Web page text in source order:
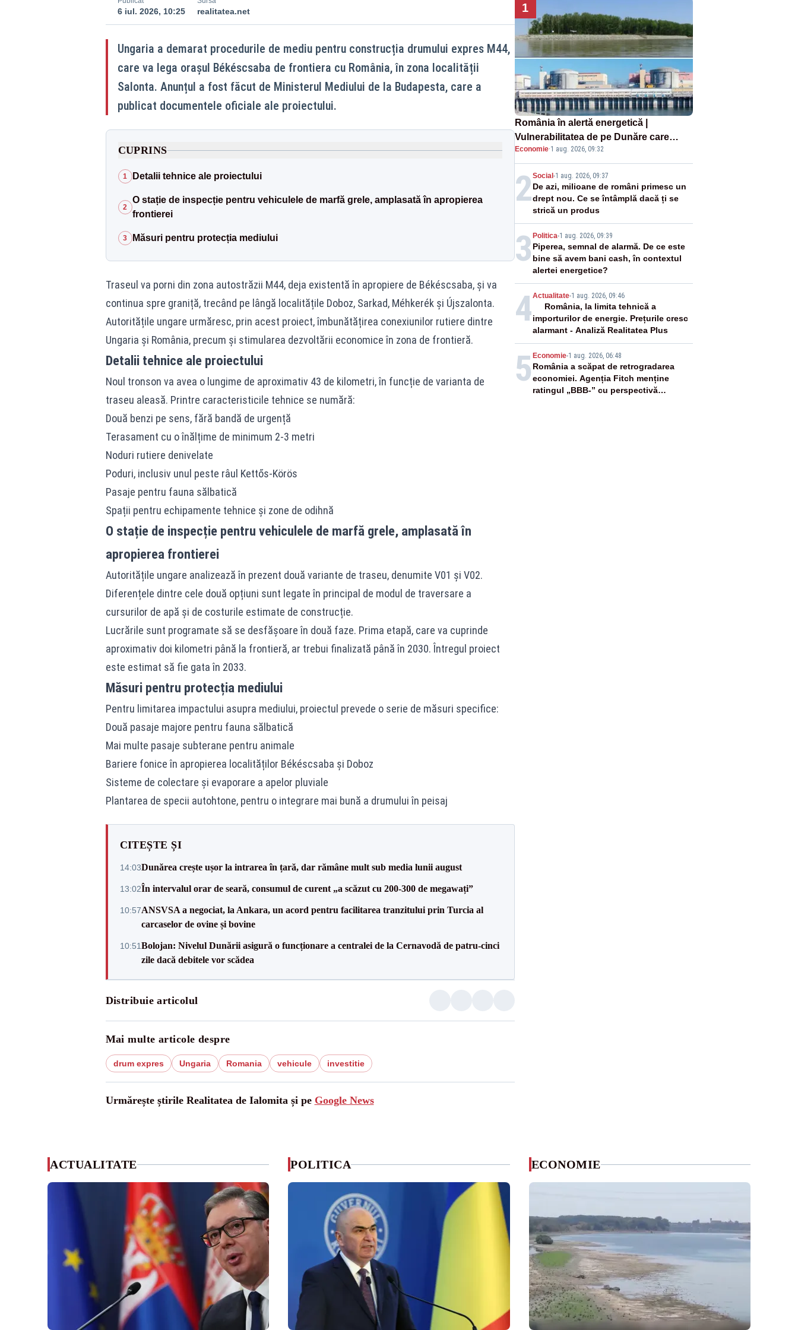
6 iul. 2026, 10:25 realitatea.net
Ungaria a demarat procedurile de mediu pentru construcția drumului expres M44,
care va lega orașul Békéscsaba de frontiera cu România, în zona localității
Salonta. Anunțul a fost făcut de Ministerul Mediului de la Budapesta, care a
publicat documentele oficiale ale proiectului.
CUPRINS
1 Detalii tehnice ale proiectului
2
O stație de inspecție pentru vehiculele de marfă grele, amplasată în apropierea
frontierei
3 Măsuri pentru protecția mediului
Traseul va porni din zona autostrăzii M44, deja existentă în apropiere de Békéscsaba, și va
continua spre graniță, trecând pe lângă localitățile Doboz, Sarkad, Méhkerék și Újszalonta.
Autoritățile ungare urmăresc, prin acest proiect, îmbunătățirea conexiunilor rutiere dintre
Ungaria și România, precum și stimularea dezvoltării economice în zona de frontieră.
Detalii tehnice ale proiectului
Noul tronson va avea o lungime de aproximativ 43 de kilometri, în funcție de varianta de
traseu aleasă. Printre caracteristicile tehnice se numără:
Două benzi pe sens, fără bandă de urgență
Terasament cu o înălțime de minimum 2-3 metri
Noduri rutiere denivelate
Poduri, inclusiv unul peste râul Kettős-Körös
Pasaje pentru fauna sălbatică
Spații pentru echipamente tehnice și zone de odihnă
O stație de inspecție pentru vehiculele de marfă grele, amplasată în
apropierea frontierei
Autoritățile ungare analizează în prezent două variante de traseu, denumite V01 și V02.
Diferențele dintre cele două opțiuni sunt legate în principal de modul de traversare a
cursurilor de apă și de costurile estimate de construcție.
Lucrările sunt programate să se desfășoare în două faze. Prima etapă, care va cuprinde
aproximativ doi kilometri până la frontieră, ar trebui finalizată până în 2030. Întregul proiect
este estimat să fie gata în 2033.
Măsuri pentru protecția mediului
Pentru limitarea impactului asupra mediului, proiectul prevede o serie de măsuri specifice:
Două pasaje majore pentru fauna sălbatică
Mai multe pasaje subterane pentru animale
Bariere fonice în apropierea localităților Békéscsaba și Doboz
Sisteme de colectare și evaporare a apelor pluviale
Plantarea de specii autohtone, pentru o integrare mai bună a drumului în peisaj
CITEȘTE ȘI
14:03Dunărea crește ușor la intrarea în țară, dar rămâne mult sub media lunii august
13:02În intervalul orar de seară, consumul de curent „a scăzut cu 200-300 de megawați”
10:57ANSVSA a negociat, la Ankara, un acord pentru facilitarea tranzitului prin Turcia al
carcaselor de ovine și bovine
10:51Bolojan: Nivelul Dunării asigură o funcționare a centralei de la Cernavodă de patru-cinci
zile dacă debitele vor scădea
Distribuie articolul
Mai multe articole despre
drum expres Ungaria Romania vehicule investitie
Urmărește știrile Realitatea de Ialomita și pe Google News
1
România în alertă energetică |
Vulnerabilitatea de pe Dunăre care
pune în pericol Centrala Cernavodă era
cunoscută de pe vremea lui Ceaușescu
Economie·1 aug. 2026, 09:32
2Social -1 aug. 2026, 09:37
De azi, milioane de români primesc un
drept nou. Ce se întâmplă dacă ți se
strică un produs
3 Politica-1 aug. 2026, 09:39
Piperea, semnal de alarmă. De ce este
bine să avem bani cash, în contextul
alertei energetice?
4Actualitate-1 aug. 2026, 09:46
România, la limita tehnică a
importurilor de energie. Prețurile cresc
alarmant - Analiză Realitatea Plus
5 Economie-1 aug. 2026, 06:48
România a scăpat de retrogradarea
economiei. Agenția Fitch menține
ratingul „BBB-” cu perspectivă
ACTUALITATE POLITICA ECONOMIE